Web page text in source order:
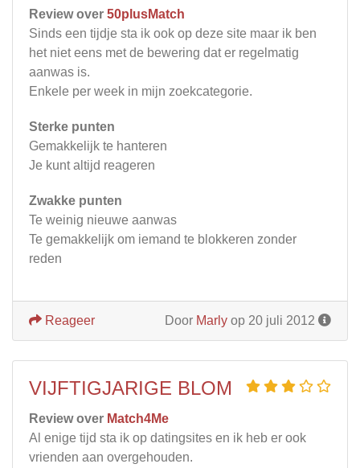
Review over 50plusMatch
Sinds een tijdje sta ik ook op deze site maar ik ben
het niet eens met de bewering dat er regelmatig
aanwas is.
Enkele per week in mijn zoekcategorie.
Sterke punten
Gemakkelijk te hanteren
Je kunt altijd reageren
Zwakke punten
Te weinig nieuwe aanwas
Te gemakkelijk om iemand te blokkeren zonder
reden
Door Marly op 20 juli 2012
Reageer
VIJFTIGJARIGE BLOM
Review over Match4Me
Al enige tijd sta ik op datingsites en ik heb er ook
vrienden aan overgehouden.